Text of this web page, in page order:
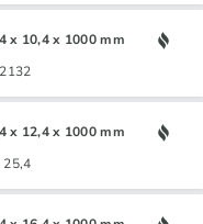
x 10,4 x 1000 mm
x 12,4 x 1000 mm
25,4